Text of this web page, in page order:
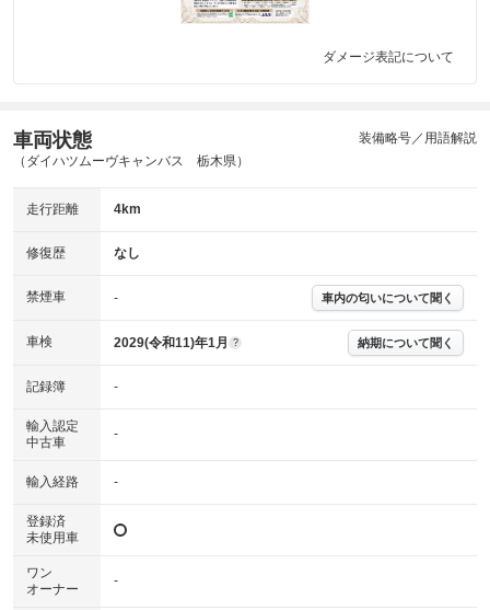
ダメージ表記について
車両状態
（ダイハツムーヴキャンバス 栃木県）
装備略号／用語解説
走行距離 4km
修復歴 なし
禁煙車 - 車内の匂いについて聞く
車検 2029(令和11)年1月 ? 納期について聞く
記録簿 -
輸入認定
中古車
-
輸入経路 -
登録済
未使用車
ワン
オーナー
-